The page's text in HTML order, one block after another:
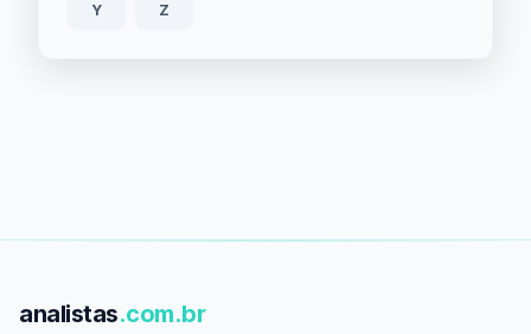
Y Z
analistas.com.br